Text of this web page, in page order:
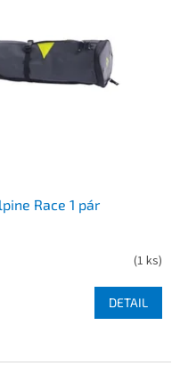
Race 1 pár
(1 ks)
DETAIL